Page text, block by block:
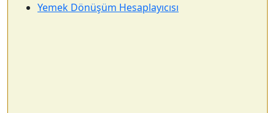
Yemek Dönüşüm Hesaplayıcısı